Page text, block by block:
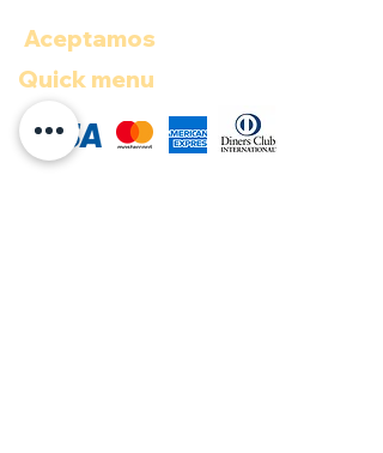
Aceptamos
Quick menu